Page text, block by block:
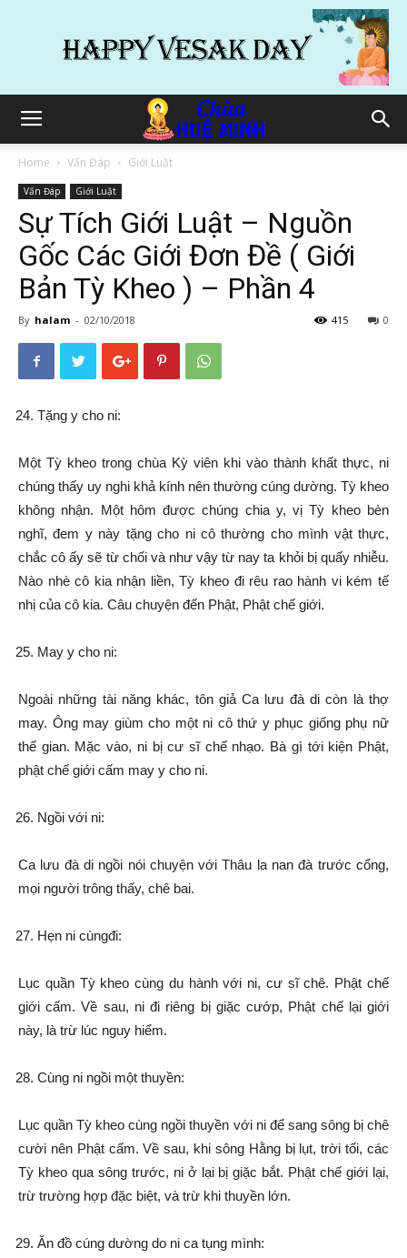
Home Vấn Đáp Giới Luật
Vấn Đáp Giới Luật
Sự Tích Giới Luật – Nguồn
Gốc Các Giới Đơn Đề ( Giới
Bản Tỳ Kheo ) – Phần 4
By halam - 02/10/2018 0
415
Tặng y cho ni:
Một Tỳ kheo trong chùa Kỳ viên khi vào thành khất thực, ni
chúng thấy uy nghi khả kính nên thường cúng dường. Tỳ kheo
không nhận. Một hôm được chúng chia y, vị Tỳ kheo bèn
nghĩ, đem y này tặng cho ni cô thường cho mình vật thực,
chắc cô ấy sẽ từ chối và như vậy từ nay ta khỏi bị quấy nhiễu.
Nào nhè cô kia nhận liền, Tỳ kheo đi rêu rao hành vi kém tế
nhị của cô kia. Câu chuyện đến Phật, Phật chế giới.
May y cho ni:
Ngoài những tài năng khác, tôn giả Ca lưu đà di còn là thợ
may. Ông may giùm cho một ni cô thứ y phục giống phụ nữ
thế gian. Mặc vào, ni bị cư sĩ chế nhạo. Bà gì tới kiện Phật,
phật chế giới cấm may y cho ni.
Ngồi với ni:
Ca lưu đà di ngồi nói chuyện với Thâu la nan đà trước cổng,
mọi người trông thấy, chê bai.
Hẹn ni cùngđi:
Lục quần Tỳ kheo cùng du hành với ni, cư sĩ chê. Phật chế
giới cấm. Về sau, ni đi riêng bị giặc cướp, Phật chế lại giới
này, là trừ lúc nguy hiểm.
Cùng ni ngồi một thuyền:
Lục quần Tỳ kheo cùng ngồi thuyền với ni để sang sông bị chê
cười nên Phật cấm. Về sau, khi sông Hằng bị lụt, trời tối, các
Tỳ kheo qua sông trước, ni ở lại bị giặc bắt. Phật chế giới lại,
trừ trường hợp đặc biệt, và trừ khi thuyền lớn.
Ăn đồ cúng dường do ni ca tụng mình: